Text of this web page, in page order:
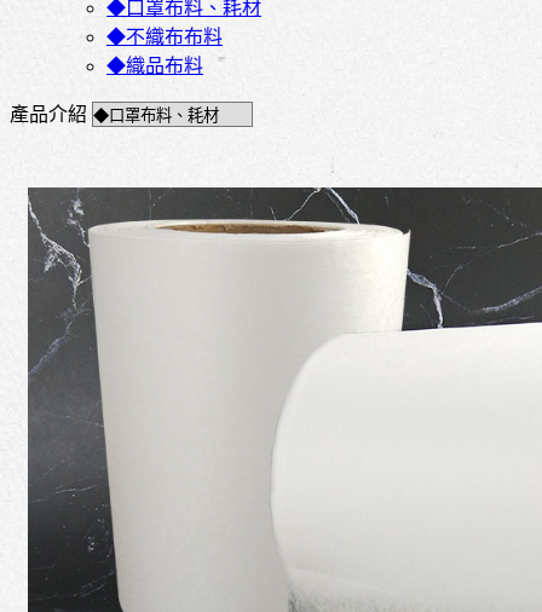
◆口罩布料、耗材
◆不織布布料
◆織品布料
產品介紹